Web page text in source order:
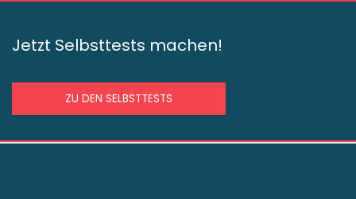
Jetzt Selbsttests machen!
ZU DEN SELBSTTESTS